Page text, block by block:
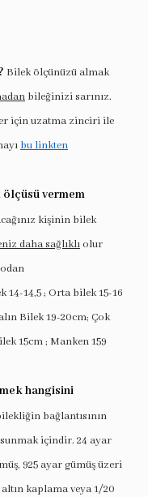
Bilek ölçünüzü almak
bileğinizi sarınız.
için uzatma zinciri ile
bu linkten
vermem
kişinin bilek
daha sağlıklı olur
14,5 ; Orta bilek 15-16
Bilek 19-20cm; Çok
15cm ; Manken 159
hangisini
bağlantısının
içindir. 24 ayar
925 ayar gümüş üzeri
kaplama veya 1/20